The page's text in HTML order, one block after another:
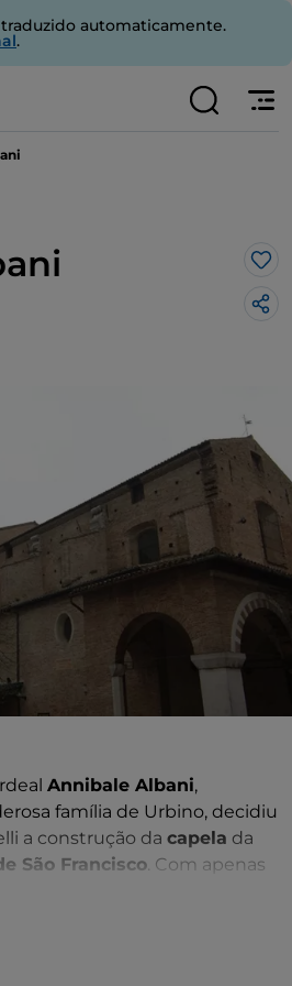
automaticamente.
.
Annibale Albani,
família de Urbino, decidiu
a construção da capela da
São Francisco. Com apenas